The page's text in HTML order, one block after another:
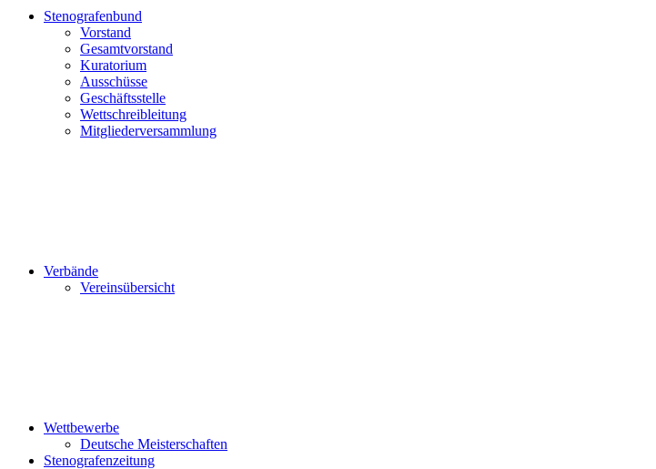
Stenografenbund
Vorstand
Gesamtvorstand
Kuratorium
Ausschüsse
Geschäftsstelle
Wettschreibleitung
Mitgliederversammlung
Verbände
Vereinsübersicht
Wettbewerbe
Deutsche Meisterschaften
Stenografenzeitung